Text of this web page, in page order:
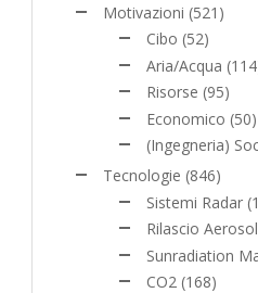
Motivazioni (521)
Cibo (52)
Aria/Acqua
Risorse (95)
Economico (50)
(Ingegneria)
Tecnologie (846)
Sistemi Radar
Rilascio
Sunradiation
CO2 (168)